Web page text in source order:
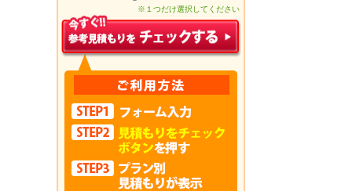
※１つだけ選択してください